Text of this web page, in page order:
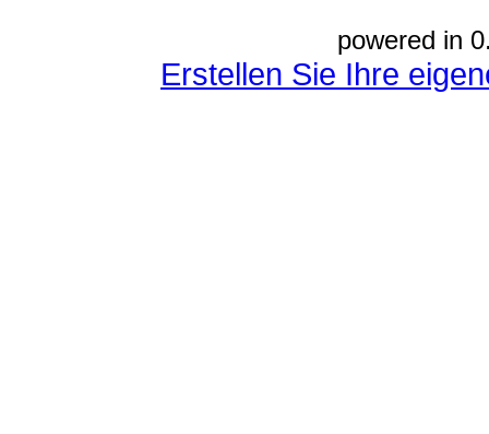
powered in
Erstellen Sie Ihre